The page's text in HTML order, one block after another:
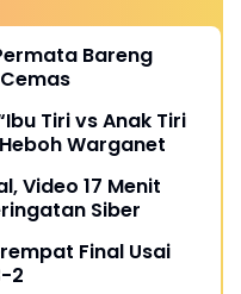
Bareng
Tiri vs Anak Tiri
Warganet
Video 17 Menit
Siber
Final Usai
2